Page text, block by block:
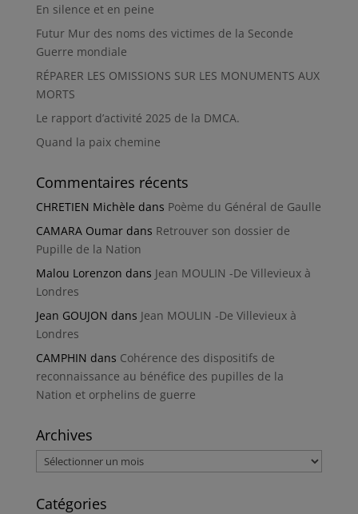
En silence et en peine
Futur Mur des noms des victimes de la Seconde
Guerre mondiale
RÉPARER LES OMISSIONS SUR LES MONUMENTS AUX
MORTS
Le rapport d’activité 2025 de la DMCA.
Quand la paix chemine
Commentaires récents
CHRETIEN Michèle dans Poème du Général de Gaulle
CAMARA Oumardans Retrouver son dossier de
Pupille de la Nation
Malou Lorenzon dans Jean MOULIN -De Villevieux à
Londres
Jean GOUJON dans Jean MOULIN -De Villevieux à
Londres
CAMPHIN dans Cohérence des dispositifs de
reconnaissance au bénéfice des pupilles de la
Nation et orphelins de guerre
Archives
Archives
Catégories